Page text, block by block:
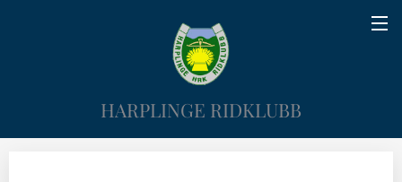
HARPLINGE RIDKLUBB